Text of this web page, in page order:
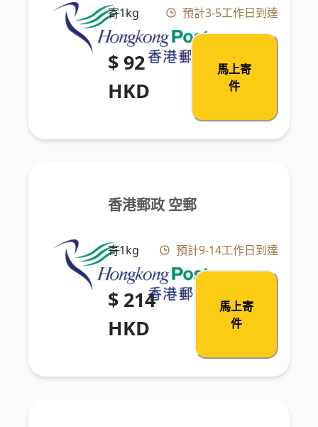
寄1kg 預計3-5工作日到達
$ 92
HKD
馬上寄
件
香港郵政 空郵
寄1kg 預計9-14工作日到達
$ 214
HKD
馬上寄
件